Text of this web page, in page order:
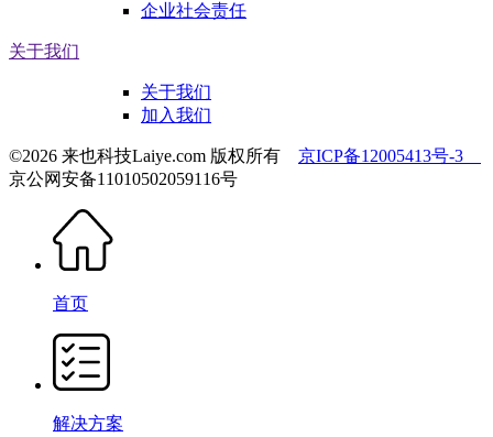
企业社会责任
关于我们
关于我们
加入我们
©2026 来也科技Laiye.com 版权所有 京ICP备12005413号-3
京公网安备11010502059116号
首页
解决方案